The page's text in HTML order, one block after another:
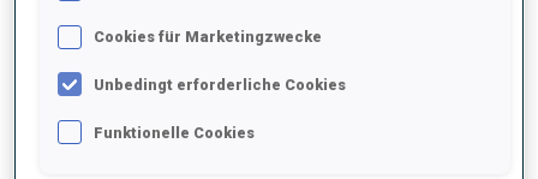
PERFORMANCE
Cookies für Marketingzwecke
Unbedingt erforderliche Cookies
Funktionelle Cookies